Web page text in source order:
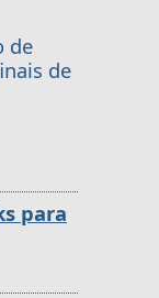
de
de
para